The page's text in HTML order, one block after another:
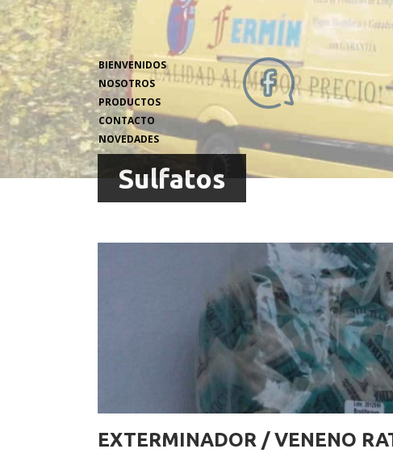
BIENVENIDOS
NOSOTROS
PRODUCTOS
CONTACTO
NOVEDADES
Sulfatos
EXTERMINADOR / VENENO